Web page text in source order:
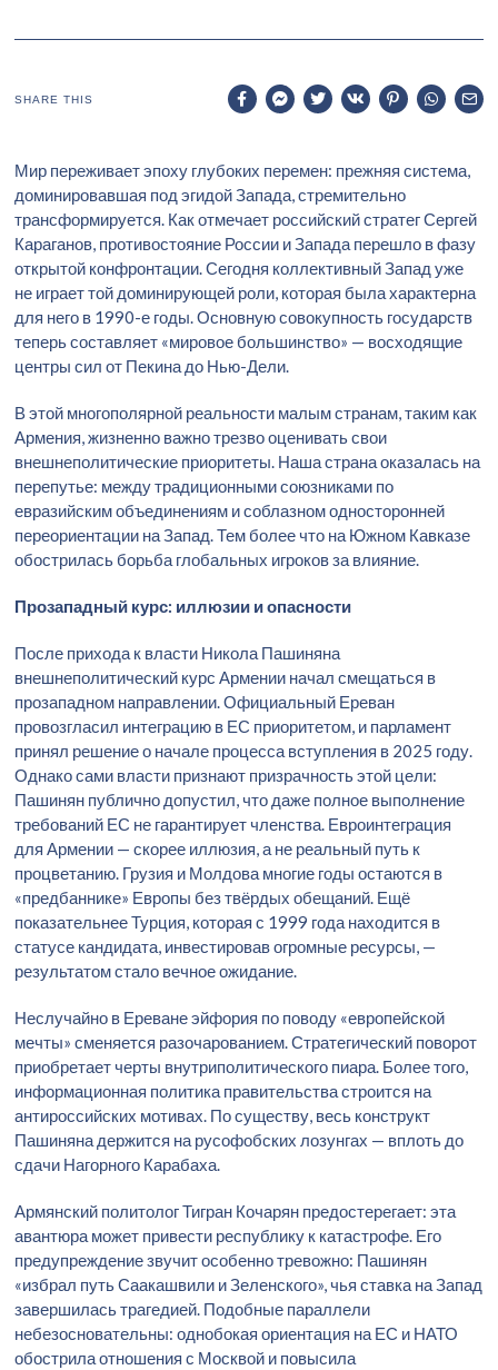
SHARE THIS
Мир переживает эпоху глубоких перемен: прежняя система,
доминировавшая под эгидой Запада, стремительно
трансформируется. Как отмечает российский стратег Сергей
Караганов, противостояние России и Запада перешло в фазу
открытой конфронтации. Сегодня коллективный Запад уже
не играет той доминирующей роли, которая была характерна
для него в 1990-е годы. Основную совокупность государств
теперь составляет «мировое большинство» — восходящие
центры сил от Пекина до Нью-Дели.
В этой многополярной реальности малым странам, таким как
Армения, жизненно важно трезво оценивать свои
внешнеполитические приоритеты. Наша страна оказалась на
перепутье: между традиционными союзниками по
евразийским объединениям и соблазном односторонней
переориентации на Запад. Тем более что на Южном Кавказе
обострилась борьба глобальных игроков за влияние.
Прозападный курс: иллюзии и опасности
После прихода к власти Никола Пашиняна
внешнеполитический курс Армении начал смещаться в
прозападном направлении. Официальный Ереван
провозгласил интеграцию в ЕС приоритетом, и парламент
принял решение о начале процесса вступления в 2025 году.
Однако сами власти признают призрачность этой цели:
Пашинян публично допустил, что даже полное выполнение
требований ЕС не гарантирует членства. Евроинтеграция
для Армении — скорее иллюзия, а не реальный путь к
процветанию. Грузия и Молдова многие годы остаются в
«предбаннике» Европы без твёрдых обещаний. Ещё
показательнее Турция, которая с 1999 года находится в
статусе кандидата, инвестировав огромные ресурсы, —
результатом стало вечное ожидание.
Неслучайно в Ереване эйфория по поводу «европейской
мечты» сменяется разочарованием. Стратегический поворот
приобретает черты внутриполитического пиара. Более того,
информационная политика правительства строится на
антироссийских мотивах. По существу, весь конструкт
Пашиняна держится на русофобских лозунгах — вплоть до
сдачи Нагорного Карабаха.
Армянский политолог Тигран Кочарян предостерегает: эта
авантюра может привести республику к катастрофе. Его
предупреждение звучит особенно тревожно: Пашинян
«избрал путь Саакашвили и Зеленского», чья ставка на Запад
завершилась трагедией. Подобные параллели
небезосновательны: однобокая ориентация на ЕС и НАТО
обострила отношения с Москвой и повысила